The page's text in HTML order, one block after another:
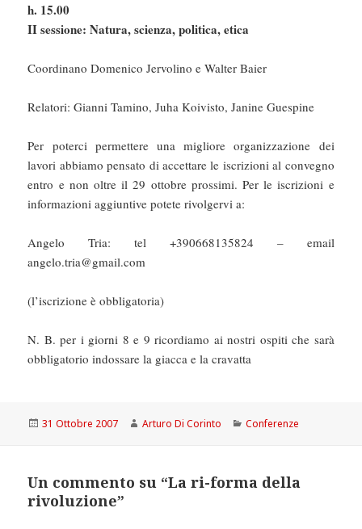
h. 15.00
II sessione: Natura, scienza, politica, etica
Coordinano Domenico Jervolino e Walter Baier
Relatori: Gianni Tamino, Juha Koivisto, Janine Guespine
Per poterci permettere una migliore organizzazione dei
lavori abbiamo pensato di accettare le iscrizioni al convegno
entro e non oltre il 29 ottobre prossimi. Per le iscrizioni e
informazioni aggiuntive potete rivolgervi a:
Angelo Tria: tel +390668135824 – email
angelo.tria@gmail.com
(l’iscrizione è obbligatoria)
N. B. per i giorni 8 e 9 ricordiamo ai nostri ospiti che sarà
obbligatorio indossare la giacca e la cravatta
Scritto
31 Ottobre 2007 Autore
Arturo Di Corinto Categorie
Conferenze
Un commento su “La ri-forma della
rivoluzione”